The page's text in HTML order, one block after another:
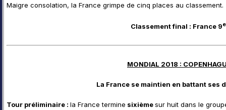
Maigre consolation, la France grimpe de cinq places au classement.
Classement final : France 9e
MONDIAL 2018 :
La France se maintien en battant ses
Tour préliminaire : la France termine sixièmesur huit dans le